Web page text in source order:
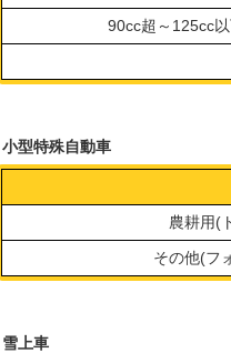
90cc超～125cc
小型特殊自動車
農耕用(
その他(フ
雪上車